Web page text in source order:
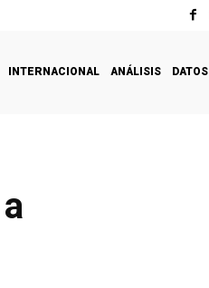
INTERNACIONAL ANÁLISIS DATOS